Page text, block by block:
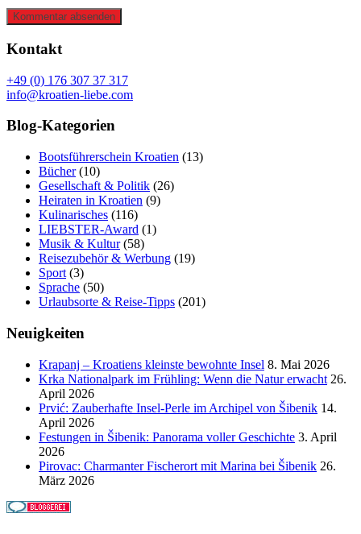
Kommentar absenden
Kontakt
+49 (0) 176 307 37 317
info@kroatien-liebe.com
Blog-Kategorien
Bootsführerschein Kroatien (13)
Bücher(10)
Gesellschaft & Politik (26)
Heiraten in Kroatien (9)
Kulinarisches (116)
LIEBSTER-Award (1)
Musik & Kultur(58)
Reisezubehör & Werbung (19)
Sport (3)
Sprache (50)
Urlaubsorte & Reise-Tipps (201)
Neuigkeiten
Krapanj – Kroatiens kleinste bewohnte Insel 8. Mai 2026
Krka Nationalpark im Frühling: Wenn die Natur erwacht 26.
April 2026
Prvić: Zauberhafte Insel-Perle im Archipel von Šibenik 14.
April 2026
Festungen in Šibenik: Panorama voller Geschichte 3. April
2026
Pirovac: Charmanter Fischerort mit Marina bei Šibenik 26.
März 2026